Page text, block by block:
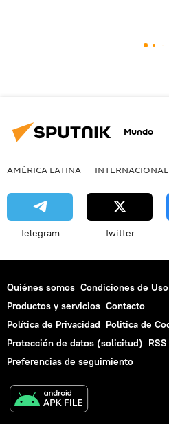
Mundo
AMÉRICA LATINA INTERNACIONAL
Telegram Twitter
Quiénes somos Condiciones de Uso
Productos y servicios Contacto
Política de Privacidad Politica de
Protección de datos (solicitud) RSS
Preferencias de seguimiento